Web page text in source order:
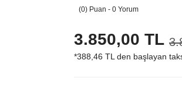
(0) Puan - 0 Yorum
3.850,00 TL
*388,46 TL den başlayan